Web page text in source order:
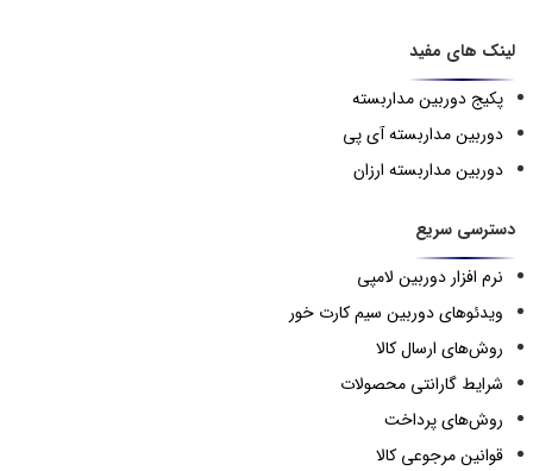
لینک های مفید
پکیج دوربین مداربسته
دوربین مداربسته آی پی
دوربین مداربسته ارزان
دسترسی سریع
نرم افزار دوربین لامپی
ویدئوهای دوربین سیم کارت خور
روش‌های ارسال کالا
شرایط گارانتی محصولات
روش‌های پرداخت
قوانین مرجوعی کالا